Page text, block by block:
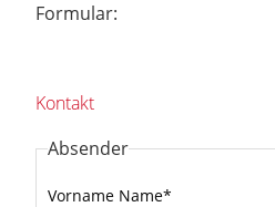
Formular:
Kontakt
Absender
Vorname Name*